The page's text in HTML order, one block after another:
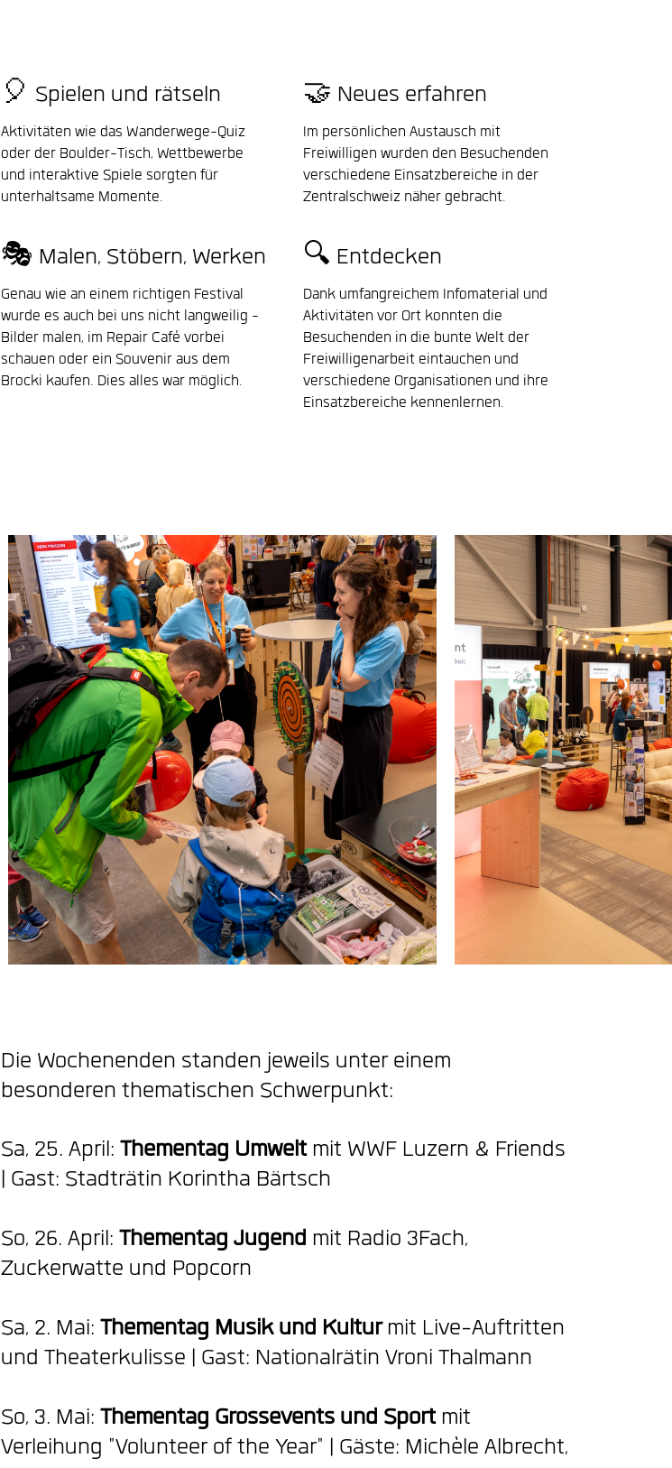
🎈 Spielen und rätseln
Aktivitäten wie das Wanderwege-Quiz
oder der Boulder-Tisch, Wettbewerbe
und interaktive Spiele sorgten für
unterhaltsame Momente.
🤝 Neues erfahren
Im persönlichen Austausch mit
Freiwilligen wurden den Besuchenden
verschiedene Einsatzbereiche in der
Zentralschweiz näher gebracht.
🎭 Malen, Stöbern, Werken
Genau wie an einem richtigen Festival
wurde es auch bei uns nicht langweilig -
Bilder malen, im Repair Café vorbei
schauen oder ein Souvenir aus dem
Brocki kaufen. Dies alles war möglich.
🔍 Entdecken
Dank umfangreichem Infomaterial und
Aktivitäten vor Ort konnten die
Besuchenden in die bunte Welt der
Freiwilligenarbeit eintauchen und
verschiedene Organisationen und ihre
Einsatzbereiche kennenlernen.
Die Wochenenden standen jeweils unter einem
besonderen thematischen Schwerpunkt:
Sa, 25. April:Thementag Umwelt mit WWF Luzern & Friends
| Gast: Stadträtin Korintha Bärtsch
So, 26. April:Thementag Jugend mit Radio 3Fach,
Zuckerwatte und Popcorn
Sa, 2. Mai:Thementag Musik und Kulturmit Live-Auftritten
und Theaterkulisse | Gast: Nationalrätin Vroni Thalmann
So, 3. Mai:Thementag Grossevents und Sportmit
Verleihung "Volunteer of the Year" | Gäste: Michèle Albrecht,